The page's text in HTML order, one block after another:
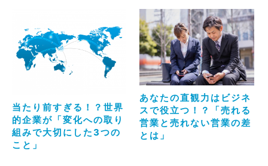
当たり前すぎる！？世界
的企業が「変化への取り
組みで大切にした3つの
こと」
あなたの直観力はビジネ
スで役立つ！？「売れる
営業と売れない営業の差
とは」